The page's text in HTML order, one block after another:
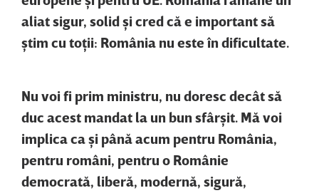
aliat sigur, solid şi cred că e important să
ştim cu toţii: România nu este în dificultate.
Nu voi fi prim ministru, nu doresc decât să
duc acest mandat la un bun sfârşit. Mă voi
implica ca şi până acum pentru România,
pentru români, pentru o Românie
democrată, liberă, modernă, sigură,